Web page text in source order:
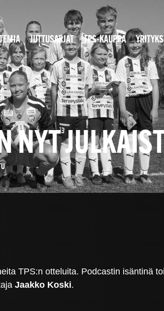
JUTTUSARJAT TPS-KAUPPA
NYT
TPS:n otteluita. Podcastin isäntinä
Jaakko Koski.